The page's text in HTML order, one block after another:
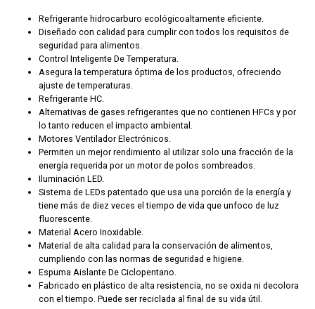
Refrigerante hidrocarburo ecológicoaltamente eficiente.
Diseñado con calidad para cumplir con todos los requisitos de
seguridad para alimentos.
Control Inteligente De Temperatura.
Asegura la temperatura óptima de los productos, ofreciendo
ajuste de temperaturas.
Refrigerante HC.
Alternativas de gases refrigerantes que no contienen HFCs y por
lo tanto reducen el impacto ambiental.
Motores Ventilador Electrónicos.
Permiten un mejor rendimiento al utilizar solo una fracción de la
energía requerida por un motor de polos sombreados.
Iluminación LED.
Sistema de LEDs patentado que usa una porción de la energía y
tiene más de diez veces el tiempo de vida que unfoco de luz
fluorescente.
Material Acero Inoxidable.
Material de alta calidad para la conservación de alimentos,
cumpliendo con las normas de seguridad e higiene.
Espuma Aislante De Ciclopentano.
Fabricado en plástico de alta resistencia, no se oxida ni decolora
con el tiempo. Puede ser reciclada al final de su vida útil.